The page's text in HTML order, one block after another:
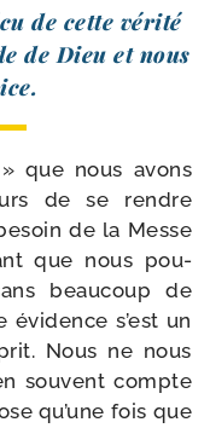
de cette véri­té
de Dieu et nous
que nous avons
de se rendre
de la Messe
que nous pou­
beau­coup de
s’est un
Nous ne nous
sou­vent compte
qu’une fois que